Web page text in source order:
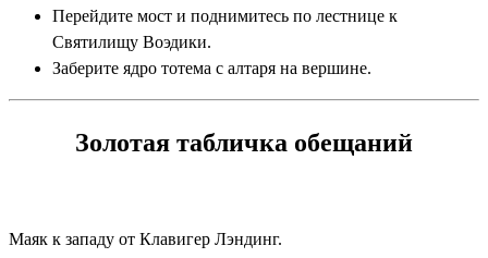
Перейдите мост и поднимитесь по лестнице к
Святилищу Воэдики.
Заберите ядро тотема с алтаря на вершине.
Золотая табличка обещаний
Маяк к западу от Клавигер Лэндинг.